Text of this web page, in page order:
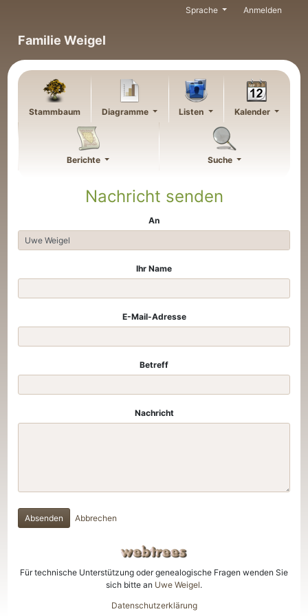
Familie Weigel
Sprache Anmelden
Stammbaum Diagramme Listen Kalender
Berichte Suche
Nachricht senden
An
Ihr Name
E-Mail-Adresse
Betreff
Nachricht
Absenden Abbrechen
Für technische Unterstützung oder genealogische Fragen wenden Sie
sich bitte an Uwe Weigel.
Datenschutzerklärung